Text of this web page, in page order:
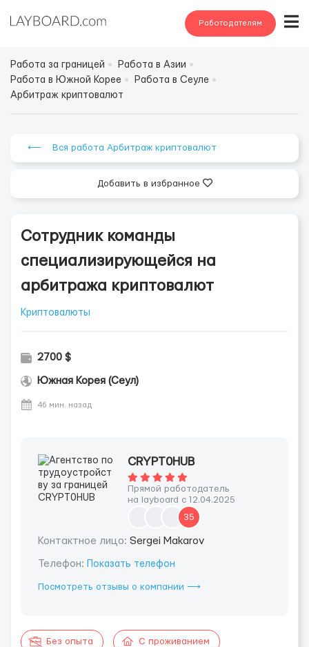
Работодателям
Работа за границей
Работа в Азии
Работа в Южной Корее
Работа в Сеуле
Арбитраж криптовалют
⟵ Вся работа Арбитраж криптовалют
Добавить в избранное
Сотрудник команды
специализирующейся на
арбитража криптовалют
Криптовалюты
2700 $
Южная Корея (Сеул)
46 мин. назад
CRYPT0HUB
Прямой работодатель
на layboard с 12.04.2025
35
Контактное лицо: Sergei Makarov
Телефон: Показать телефон
Посмотреть отзывы о компании ⟶
Без опыта С проживанием